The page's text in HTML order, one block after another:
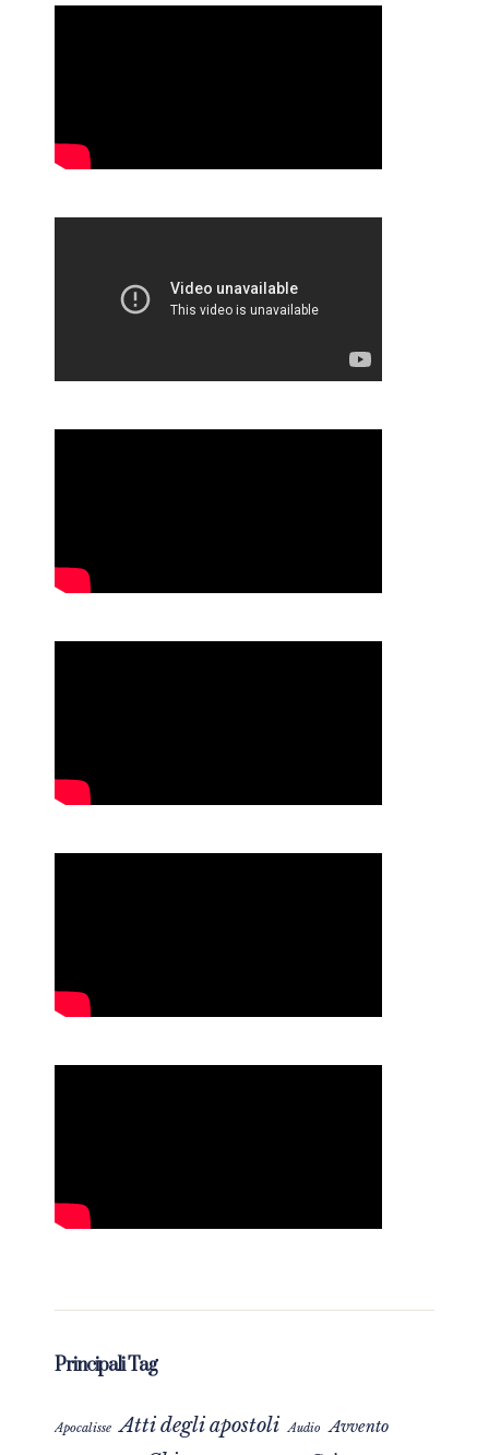
Principali Tag
Apocalisse Atti degli apostoli Audio Avvento